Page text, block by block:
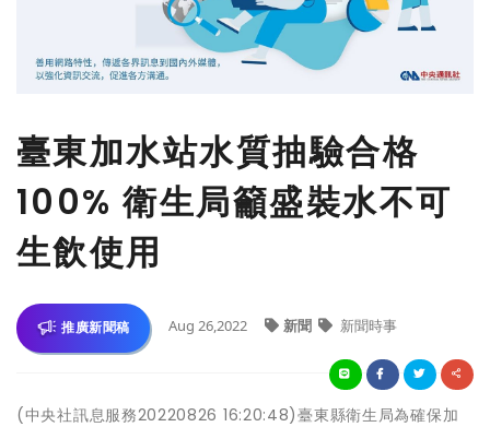
臺東加水站水質抽驗合格
100% 衛生局籲盛裝水不可
生飲使用
推廣新聞稿 Aug 26,2022 新聞 新聞時事
(中央社訊息服務20220826 16:20:48)臺東縣衛生局為確保加